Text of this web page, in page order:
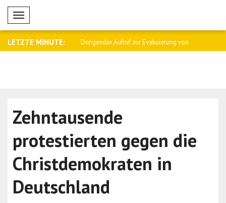
Mobil Menü
LETZTE MINUTE:
Angriff auf Tanker .. Dringender Aufruf zur Evakuierung von
Zehntausende
protestierten gegen die
Christdemokraten in
Deutschland